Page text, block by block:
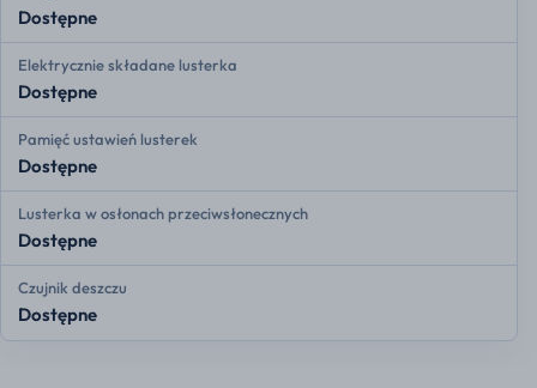
Dostępne
Elektrycznie składane lusterka
Dostępne
Pamięć ustawień lusterek
Dostępne
Lusterka w osłonach przeciwsłonecznych
Dostępne
Czujnik deszczu
Dostępne